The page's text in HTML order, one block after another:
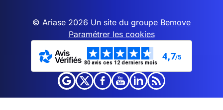
© Ariase 2026 Un site du groupe Bemove
Paramétrer les cookies
80 avis ces 12 derniers mois
4,7/5